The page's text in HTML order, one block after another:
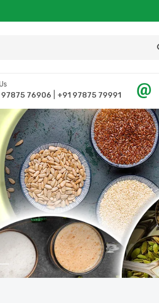
97875 76906 +91 97875 79991